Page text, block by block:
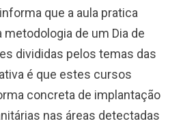
que a aula pratica
de um Dia de
divididas pelos temas das
é que estes cursos
concreta de implantação
nas áreas detectadas